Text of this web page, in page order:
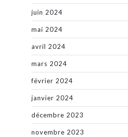
juin 2024
mai 2024
avril 2024
mars 2024
février 2024
janvier 2024
décembre 2023
novembre 2023